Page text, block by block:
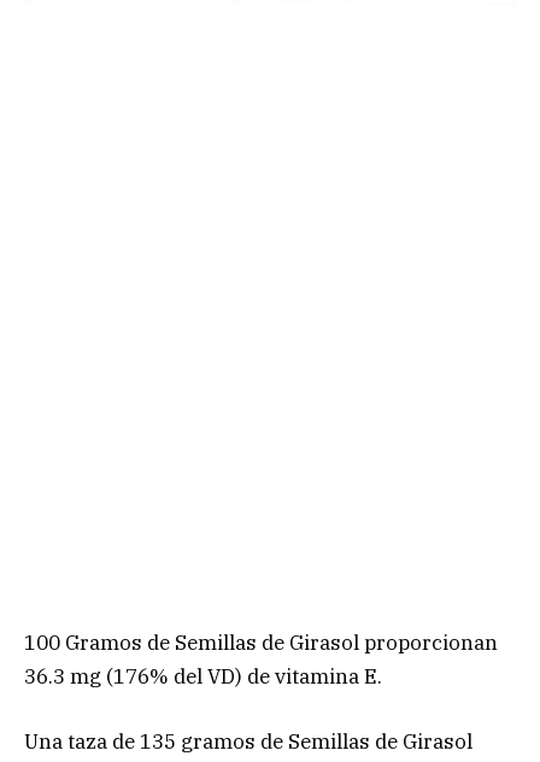
100 Gramos de Semillas de Girasol proporcionan
36.3 mg (176% del VD) de vitamina E.
Una taza de 135 gramos de Semillas de Girasol